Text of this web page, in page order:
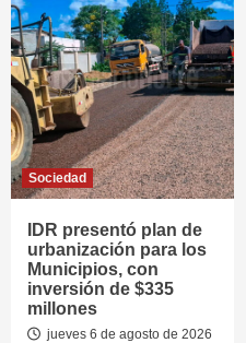
Sociedad
IDR presentó plan de
urbanización para los
Municipios, con
inversión de $335
millones
jueves 6 de agosto de 2026